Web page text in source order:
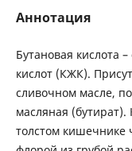
Аннотация
Бутановая кислота
кислот (КЖК).
сливочном масле,
масляная
толстом кишечнике